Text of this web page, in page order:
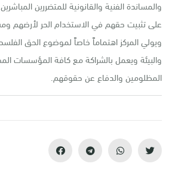
والمساندة الفنية والقانونية للمتضررين
على تثبيت حقهم في الاستخدام الحر لأرضهم
ويولي المركز اهتماماً خاصاً لموضوع الحق
والبيئة ويعمل بالشراكة مع كافة المؤسسات
المظلومين والدفاع عن حقوقهم.